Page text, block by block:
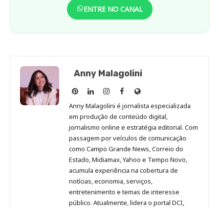
ENTRE NO CANAL
Anny Malagolini
Anny
Malagolini
no
Pinterest
Anny
Malagolini
no
LinkedIn
Anny
Malagolini
no
Instagram
Anny
Malagolini
no
Facebook
Site
de
Anny
Malagolini
Anny Malagolini é jornalista especializada
em produção de conteúdo digital,
jornalismo online e estratégia editorial. Com
passagem por veículos de comunicação
como Campo Grande News, Correio do
Estado, Midiamax, Yahoo e Tempo Novo,
acumula experiência na cobertura de
notícias, economia, serviços,
entretenimento e temas de interesse
público. Atualmente, lidera o portal DCI,